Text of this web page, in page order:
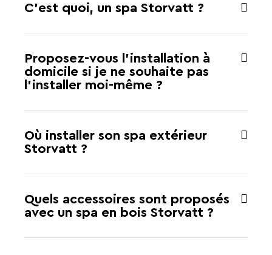
C’est quoi, un spa Storvatt ?
Proposez-vous l’installation à
domicile si je ne souhaite pas
l’installer moi-même ?
Où installer son spa extérieur
Storvatt ?
Quels accessoires sont proposés
avec un spa en bois Storvatt ?